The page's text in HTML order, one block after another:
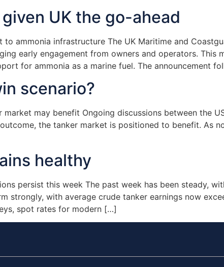
UK the go-ahead
ammonia infrastructure The UK Maritime and
early engagement from owners and operators. This
for ammonia as a marine fuel. The announcement
scenario?
may benefit Ongoing discussions between the
the tanker market is positioned to benefit. As
healthy
persist this week The past week has been steady,
strongly, with average crude tanker earnings now
spot rates for modern […]